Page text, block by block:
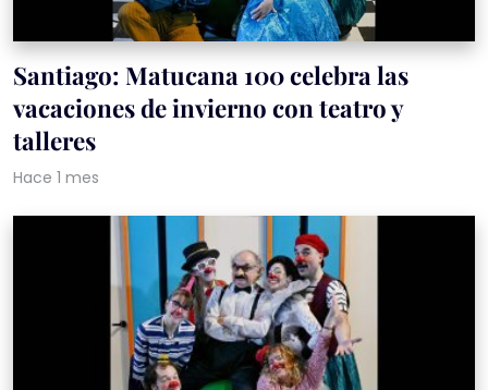
Santiago: Matucana 100 celebra las
vacaciones de invierno con teatro y
talleres
Hace 1 mes